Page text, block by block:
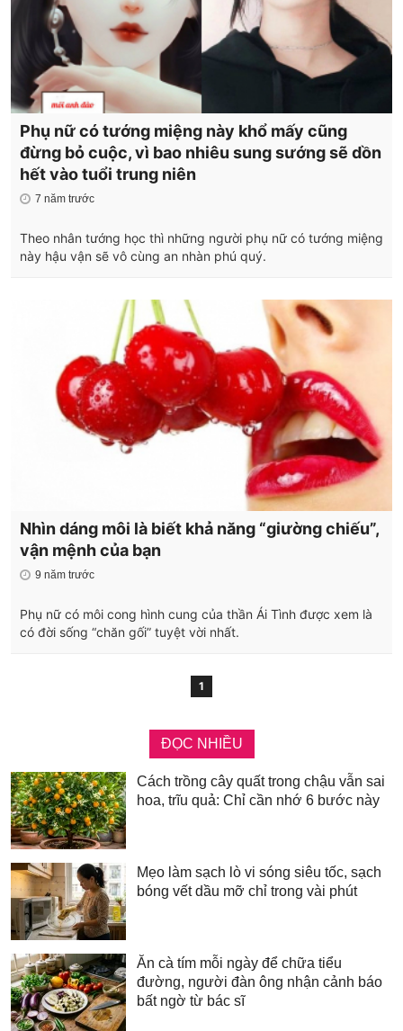
Phụ nữ có tướng miệng này khổ mấy cũng
đừng bỏ cuộc, vì bao nhiêu sung sướng sẽ dồn
hết vào tuổi trung niên
7 năm trước
Theo nhân tướng học thì những người phụ nữ có tướng miệng
này hậu vận sẽ vô cùng an nhàn phú quý.
Nhìn dáng môi là biết khả năng “giường chiếu”,
vận mệnh của bạn
9 năm trước
Phụ nữ có môi cong hình cung của thần Ái Tình được xem là
có đời sống “chăn gối” tuyệt vời nhất.
1
ĐỌC NHIỀU
Cách trồng cây quất trong chậu vẫn sai
hoa, trĩu quả: Chỉ cần nhớ 6 bước này
Mẹo làm sạch lò vi sóng siêu tốc, sạch
bóng vết dầu mỡ chỉ trong vài phút
Ăn cà tím mỗi ngày để chữa tiểu
đường, người đàn ông nhận cảnh báo
bất ngờ từ bác sĩ